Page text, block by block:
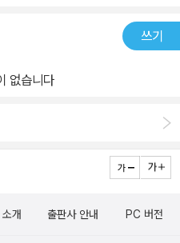
쓰기
없습니다
개 출판사 안내 PC 버전